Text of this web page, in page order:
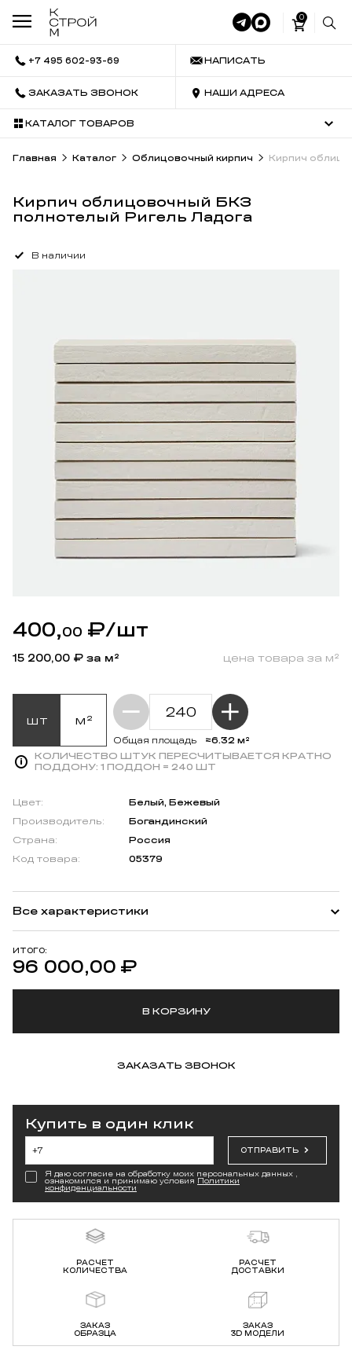
0
+7 495 602-93-69 НАПИСАТЬ
ЗАКАЗАТЬ ЗВОНОК НАШИ АДРЕСА
КАТАЛОГ ТОВАРОВ
Главная Каталог Облицовочный кирпич Кирпич
Кирпич облицовочный БКЗ
полнотелый Ригель Ладога
В наличии
400,00 ₽/шт
15 200,00 ₽ за м² цена товара за м²
шт м²
Общая площадь
≈6.32 м²
КОЛИЧЕСТВО ШТУК ПЕРЕСЧИТЫВАЕТСЯ КРАТНО
ПОДДОНУ: 1 ПОДДОН = 240 ШТ
ИТОГО:
96 000,00 ₽
В КОРЗИНУ
ЗАКАЗАТЬ ЗВОНОК
Цвет:
Белый, Бежевый
Производитель:
Богандинский
Страна:
Россия
Код товара:
05379
Все характеристики
Купить в один клик
ОТПРАВИТЬ
Я даю согласие на обработку моих персональных данных ,
ознакомился и принимаю условия Политики
конфиденциальности
РАСЧЕТ
КОЛИЧЕСТВА
РАСЧЕТ
ДОСТАВКИ
ЗАКАЗ
ОБРАЗЦА
ЗАКАЗ
3D МОДЕЛИ